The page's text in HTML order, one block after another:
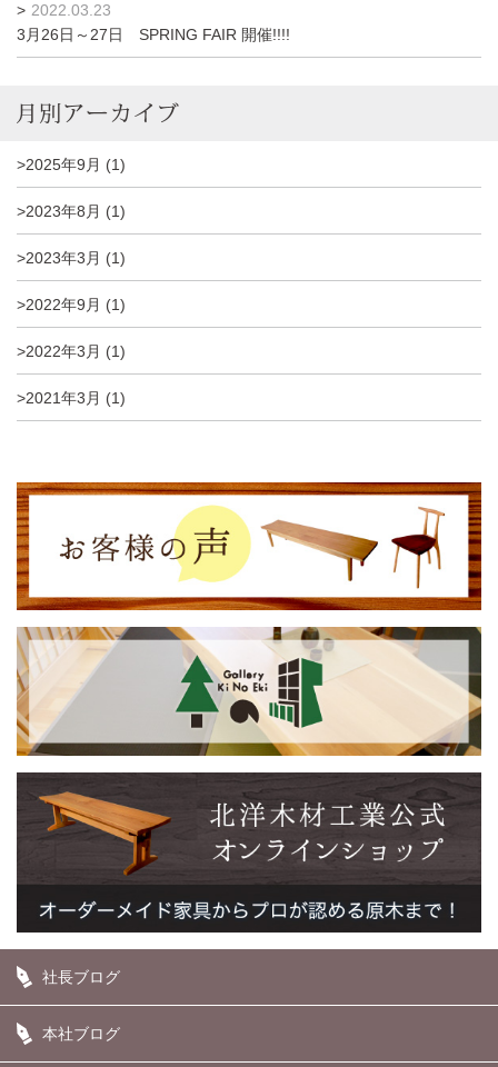
> 2022.03.23
3月26日～27日 SPRING FAIR 開催!!!!
2025年9月 (1)
2023年8月 (1)
2023年3月 (1)
2022年9月 (1)
2022年3月 (1)
2021年3月 (1)
社長ブログ
本社ブログ